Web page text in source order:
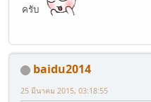
ครับ
baidu2014
25 มีนาคม 2015, 03:18:55